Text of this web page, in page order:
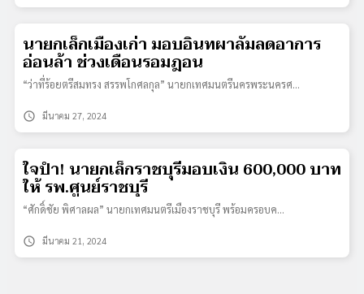
นายกเล็กเมืองเก่า มอบอินทผาลัมลดอาการ
อ่อนล้า ช่วงเดือนรอมฎอน
“ว่าที่ร้อยตรีสมทรง สรรพโกศลกุล” นายกเทศมนตรีนครพระนครศ…
schedule มีนาคม 27, 2024
ใจป้ำ! นายกเล็กราชบุรีมอบเงิน 600,000 บาท
ให้ รพ.ศูนย์ราชบุรี
“ศักดิ์ชัย พิศาลผล” นายกเทศมนตรีเมืองราชบุรี พร้อมครอบค…
schedule มีนาคม 21, 2024